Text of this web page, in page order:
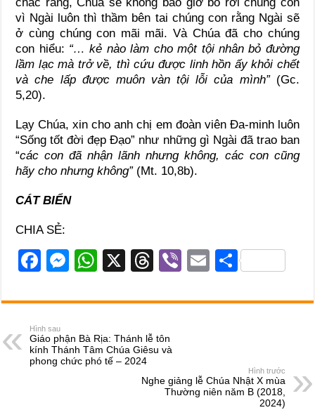
chắc rằng, Chúa sẽ không bao giờ bỏ rơi chúng con
vì Ngài luôn thì thầm bên tai chúng con rằng Ngài sẽ
ở cùng chúng con mãi mãi. Và Chúa đã cho chúng
con hiểu: “… kẻ nào làm cho một tội nhân bỏ đường
lầm lạc mà trở về, thì cứu được linh hồn ấy khỏi chết
và che lấp được muôn vàn tội lỗi của mình”(Gc.
5,20).
Lạy Chúa, xin cho anh chị em đoàn viên Đa-minh luôn
“Sống tốt đời đẹp Đạo” như những gì Ngài đã trao ban
“các con đã nhận lãnh nhưng không, các con cũng
hãy cho nhưng không” (Mt. 10,8b).
CÁT BIỂN
CHIA SẺ:
F
c
e
b
o
M
ss
e
n
g
W
at
s
A
p
X
T
e
a
d
s
Vi
er
E
ail
S
ar
Hình sau
Giáo phận Bà Rịa: Thánh lễ tôn
kính Thánh Tâm Chúa Giêsu và
phong chức phó tế – 2024
Hình trước
Nghe giảng lễ Chúa Nhật X mùa
Thường niên năm B (2018,
2024)